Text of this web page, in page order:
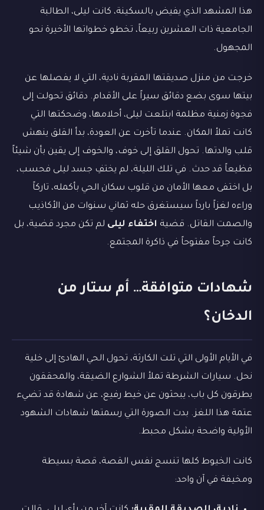
هذا المشهد الذي يفيض بالسكينة، كانت ليلى، الطالبة
الجامعية ذات العشرين ربيعاً، تخطو خطواتها الأخيرة نحو
المجهول.
خرجت من منزل صديقتها المقربة نادية، التي لا يفصلها عن
بيتها سوى بضع دقائق سيراً على الأقدام. دقائق تحولت إلى
فجوة زمنية مظلمة ابتلعت ليلى، أحلامها، وضحكتها التي
كانت تملأ المكان. عندما تأخرت عن العودة، بدأ القلق ينهش
قلب والدتها. تحول القلق إلى خوف، والخوف إلى يقين بأن شيئاً
فظيعاً قد حدث. في تلك الليلة، لم يختفِ جسد ليلى فحسب،
بل اختفى معها الأمان من قلوب سكان الحي بأكمله، تاركاً
وراءه لغزاً بارداً سيستغرق حله ثماني سنوات من الأكاذيب
والصمت القاتل. قضية اختفاء ليلى لم تكن مجرد قضية، بل
كانت جرحاً مفتوحاً في ذاكرة المجتمع.
شهادات متوافقة… أم ستار من
الدخان؟
في الأيام الأولى التي تلت الكارثة، تحول الحي الهادئ إلى خلية
نحل. سيارات الشرطة تملأ الشوارع الضيقة، والمحققون
يطرقون كل باب، يبحثون عن خيط رفيع، عن شهادة قد تضيء
عتمة هذا اللغز. بدت الصورة التي رسمتها شهادات الشهود
الأولية واضحة بشكل محبط.
كانت الخيوط كلها تنسج نفس القصة، قصة بسيطة
ومخيفة في آن واحد: